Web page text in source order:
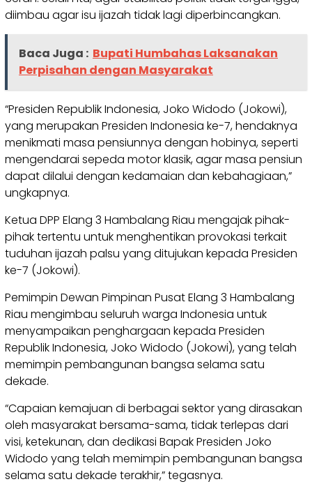
diimbau agar isu ijazah tidak lagi diperbincangkan.
Baca Juga : Bupati Humbahas Laksanakan
Perpisahan dengan Masyarakat
“Presiden Republik Indonesia, Joko Widodo (Jokowi),
yang merupakan Presiden Indonesia ke-7, hendaknya
menikmati masa pensiunnya dengan hobinya, seperti
mengendarai sepeda motor klasik, agar masa pensiun
dapat dilalui dengan kedamaian dan kebahagiaan,”
ungkapnya.
Ketua DPP Elang 3 Hambalang Riau mengajak pihak-
pihak tertentu untuk menghentikan provokasi terkait
tuduhan ijazah palsu yang ditujukan kepada Presiden
ke-7 (Jokowi).
Pemimpin Dewan Pimpinan Pusat Elang 3 Hambalang
Riau mengimbau seluruh warga Indonesia untuk
menyampaikan penghargaan kepada Presiden
Republik Indonesia, Joko Widodo (Jokowi), yang telah
memimpin pembangunan bangsa selama satu
dekade.
“Capaian kemajuan di berbagai sektor yang dirasakan
oleh masyarakat bersama-sama, tidak terlepas dari
visi, ketekunan, dan dedikasi Bapak Presiden Joko
Widodo yang telah memimpin pembangunan bangsa
selama satu dekade terakhir,” tegasnya.